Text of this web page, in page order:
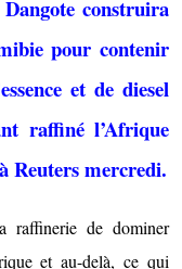
construira
pour contenir
et de diesel
raffiné l’Afrique
Reuters mercredi.
raffinerie de dominer
et au-delà, ce qui